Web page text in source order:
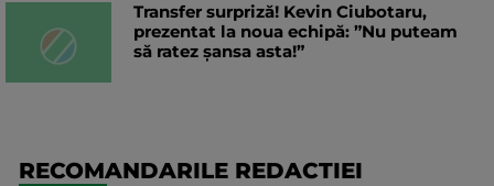
Transfer surpriză! Kevin Ciubotaru,
prezentat la noua echipă: ”Nu puteam
să ratez șansa asta!”
RECOMANDARILE REDACTIEI